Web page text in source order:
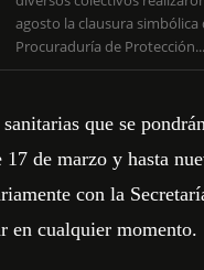
agosto la clausura simbólica
Procuraduría de Protección...
que se
17 de marzo y hasta
con la
en cualquier momento.